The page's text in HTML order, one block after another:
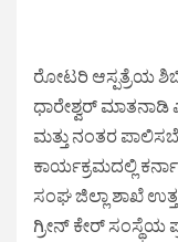
ರೋಟರಿ ಆಸ್ಪತ್ರೆಯ
ಧಾರೇಶ್ವರ್ ಮಾತನಾಡಿ
ಮತ್ತು ನಂತರ
ಕಾರ್ಯಕ್ರಮದಲ್ಲಿ
ಸಂಘ ಜಿಲ್ಲಾ ಶಾಖೆ
ಗ್ರೀನ್ ಕೇರ್ ಸಂಸ್ಥೆಯ